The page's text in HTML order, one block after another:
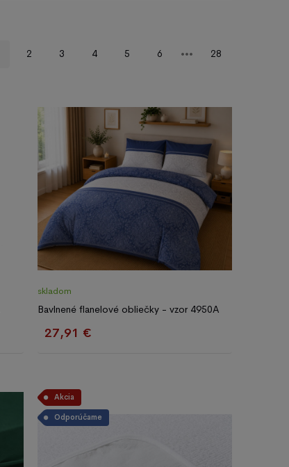
2 3 4 5 6 28
skladom
Bavlnené flanelové obliečky - vzor 4950A
27,91 €
Akcia
Odporúčame